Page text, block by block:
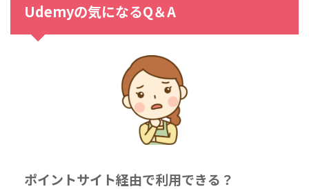
Udemyの気になるQ＆A
ポイントサイト経由で利用できる？